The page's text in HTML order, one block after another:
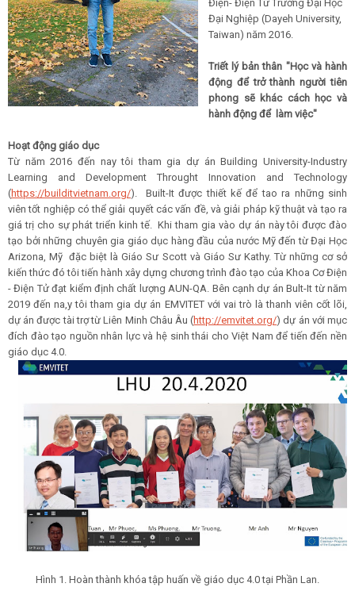
Điện- Điện Tử Trường Đại Học
Đại Nghiệp (Dayeh University,
Taiwan) năm 2016.
Triết lý bản thân "Học và hành
động để trở thành người tiên
phong sẽ khác cách học và
hành động để làm việc"
Hoạt động giáo dục
Từ năm 2016 đến nay tôi tham gia dự án Building University-Industry
Learning and Development Throught Innovation and Technology
(https://builditvietnam.org/). Built-It được thiết kế để tao ra những sinh
viên tốt nghiệp có thể giải quyết các vấn đề, và giải pháp kỹ thuật và tạo ra
giá trị cho sự phát triển kinh tế. Khi tham gia vào dự án này tôi được đào
tạo bởi những chuyên gia giáo dục hàng đầu của nước Mỹ đến từ Đại Học
Arizona, Mỹ đặc biệt là Giáo Sư Scott và Giáo Sư Kathy. Từ những cơ sở
kiến thức đó tôi tiến hành xây dựng chương trình đào tạo của Khoa Cơ Điện
- Điện Tử đạt kiểm định chất lượng AUN-QA. Bên cạnh dự án Bult-It từ năm
2019 đến na,y tôi tham gia dự án EMVITET với vai trò là thanh viên cốt lõi,
dự án được tài trợ từ Liên Minh Châu Âu (http://emvitet.org/) dự án với mục
đích đào tạo nguồn nhân lực và hệ sinh thái cho Việt Nam để tiến đến nền
giáo dục 4.0.
Hình 1. Hoàn thành khóa tập huấn về giáo dục 4.0 tại Phần Lan.